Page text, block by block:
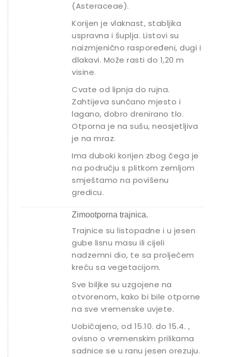
(Asteraceae).
Korijen je vlaknast, stabljika
uspravna i šuplja. Listovi su
naizmjenično raspoređeni, dugi i
dlakavi. Može rasti do 1,20 m
visine.
Cvate od lipnja do rujna.
Zahtijeva sunčano mjesto i
lagano, dobro drenirano tlo.
Otporna je na sušu, neosjetljiva
je na mraz.
Ima duboki korijen zbog čega je
na području s plitkom zemljom
smještamo na povišenu
gredicu.
Zimootporna trajnica.
Trajnice su listopadne i u jesen
gube lisnu masu ili cijeli
nadzemni dio, te sa proljećem
kreću sa vegetacijom.
Sve biljke su uzgojene na
otvorenom, kako bi bile otporne
na sve vremenske uvjete.
Uobičajeno, od 15.10. do 15.4. ,
ovisno o vremenskim prilikama
sadnice se u ranu jesen orezuju.